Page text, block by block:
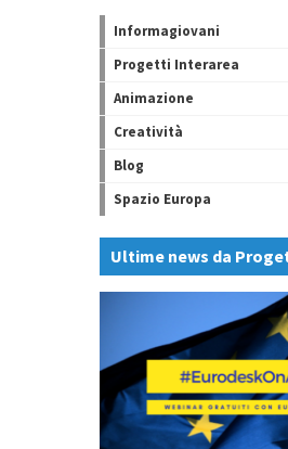
Informagiovani
Progetti Interarea
Animazione
Creatività
Blog
Spazio Europa
Ultime news da